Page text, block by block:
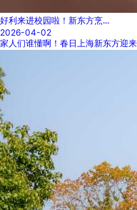
好利来进校园啦！新东方烹...
2026-04-02
家人们谁懂啊！春日上海新东方迎